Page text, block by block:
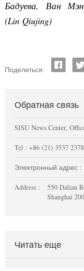
Бадуева, Ван
(Lin Qiujing)
Поделиться:
Обратная связь
SISU News Center,
Tel : +86 (21) 3537 2378
Электронный адрес :
Address :
550 Dalian
Shanghai
Читать еще